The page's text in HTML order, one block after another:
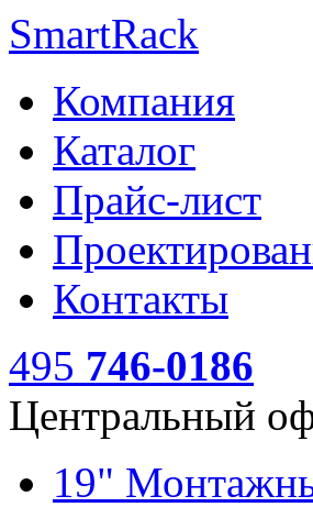
SmartRack
Компания
Каталог
Прайс-лист
Контакты
495 746-0186
Центральный
19"